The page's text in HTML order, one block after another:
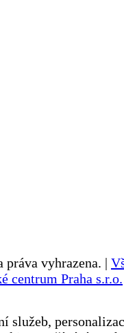
práva vyhrazena. |
centrum Praha s.r.o.
služeb,